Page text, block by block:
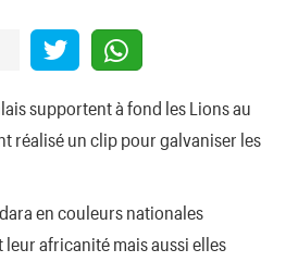
supportent à fond les Lions au
réalisé un clip pour galvaniser les
en couleurs nationales
africanité mais aussi elles